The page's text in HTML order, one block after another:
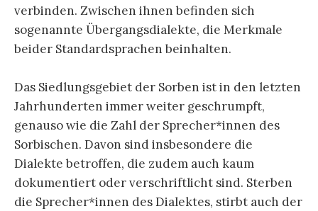
verbinden. Zwischen ihnen befinden sich
sogenannte Übergangsdialekte, die Merkmale
beider Standardsprachen beinhalten.
Das Siedlungsgebiet der Sorben ist in den letzten
Jahrhunderten immer weiter geschrumpft,
genauso wie die Zahl der Sprecher*innen des
Sorbischen. Davon sind insbesondere die
Dialekte betroffen, die zudem auch kaum
dokumentiert oder verschriftlicht sind. Sterben
die Sprecher*innen des Dialektes, stirbt auch der